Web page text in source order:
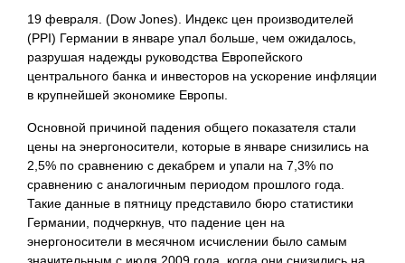
19 февраля. (Dow Jones). Индекс цен производителей
(PPI) Германии в январе упал больше, чем ожидалось,
разрушая надежды руководства Европейского
центрального банка и инвесторов на ускорение инфляции
в крупнейшей экономике Европы.
Основной причиной падения общего показателя стали
цены на энергоносители, которые в январе снизились на
2,5% по сравнению с декабрем и упали на 7,3% по
сравнению с аналогичным периодом прошлого года.
Такие данные в пятницу представило бюро статистики
Германии, подчеркнув, что падение цен на
энергоносители в месячном исчислении было самым